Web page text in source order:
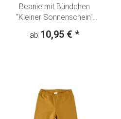
Beanie mit Bündchen
"Kleiner Sonnenschein"
ab 10,95 € *